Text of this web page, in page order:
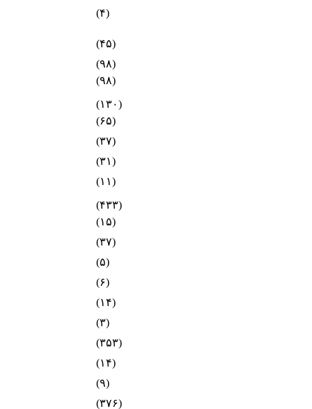
(۴)
(۴۵)
(۹۸)
(۹۸)
(۱۳۰)
(۶۵)
(۳۷)
(۳۱)
(۱۱)
(۴۳۳)
(۱۵)
(۳۷)
(۵)
(۶)
(۱۴)
(۳)
(۳۵۳)
(۱۴)
(۹)
(۳۷۶)